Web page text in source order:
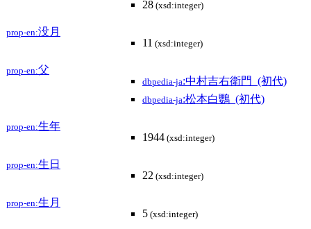
28 (xsd:integer)
prop-en:没月
11 (xsd:integer)
prop-en:父
dbpedia-ja:中村吉右衛門_(初代)
dbpedia-ja:松本白鸚_(初代)
prop-en:生年
1944 (xsd:integer)
prop-en:生日
22 (xsd:integer)
prop-en:生月
5 (xsd:integer)